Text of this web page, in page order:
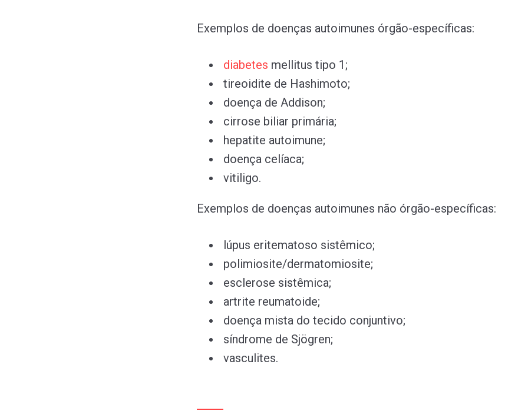
Exemplos de doenças autoimunes órgão-específicas:
diabetes mellitus tipo 1;
tireoidite de Hashimoto;
doença de Addison;
cirrose biliar primária;
hepatite autoimune;
doença celíaca;
vitiligo.
Exemplos de doenças autoimunes não órgão-específicas:
lúpus eritematoso sistêmico;
polimiosite/dermatomiosite;
esclerose sistêmica;
artrite reumatoide;
doença mista do tecido conjuntivo;
síndrome de Sjögren;
vasculites.